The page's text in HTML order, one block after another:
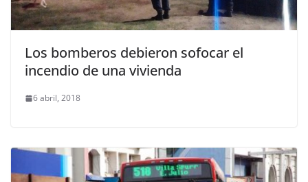
Los bomberos debieron sofocar el
incendio de una vivienda
6 abril, 2018